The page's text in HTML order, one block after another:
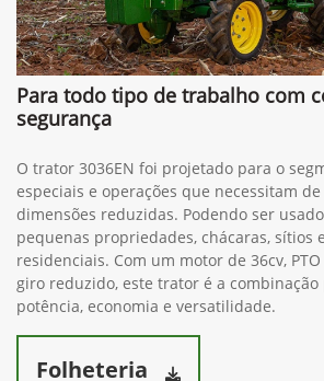
Para todo tipo de trabalho com
segurança
O trator 3036EN foi projetado para o
especiais e operações que necessitam de
dimensões reduzidas. Podendo ser usado
pequenas propriedades, chácaras, sítios
residenciais. Com um motor de 36cv,